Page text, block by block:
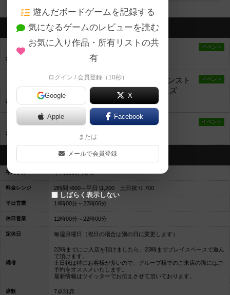
最新のお知らせ
イベント
【平日ゲーム会】火曜玉造ハムスター会！
2021年12月12日 15時29分の投稿
イベント
【新年おめでとうボードゲーム会】おもちゃインスト
ラクター中村さん主催 in ディスカバリーゲームズ
2021年12月11日 23時08分の投稿
イベント
【毎週金曜開催！】ディバごいた会
2017年7月22日 15時29分の投稿
平均予算 平均1000円前後
料金レンジ 2時間 \600～平日 \1,200 土日祝 \1,700
平日営業 14時00分～22時00分
休日営業 12時00分～22時00分
定休日 毎週月曜日（祝日の場合は別の日に変更します）
備考
22時までにご入店を頂けましたら、23時までプレイスペースで遊ん
で頂けます。
土日祝は特にお客様が多いので、グループ様でのご来店の際にはご
予約をオススメいたします。
最新情報はツイッターでお伝えさせて頂いております。
席数 7卓31席
遊んだボードゲームを記録する
気になるゲームのレビューを読む
お気に入り作品・所有リストの共
有
ログイン / 会員登録（10秒）
Google X
Apple Facebook
または
メールで会員登録
しばらく表示しない